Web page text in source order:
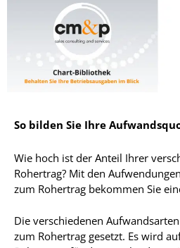
So bilden Sie Ihre
Wie hoch ist der Anteil Ihrer
Rohertrag? Mit den
zum Rohertrag bekommen Sie
Die verschiedenen
zum Rohertrag gesetzt. Es wird